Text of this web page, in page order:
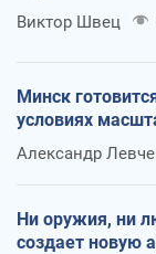
Виктор Швец
Минск
условиях
Александр
Ни оружия, ни
создает новую